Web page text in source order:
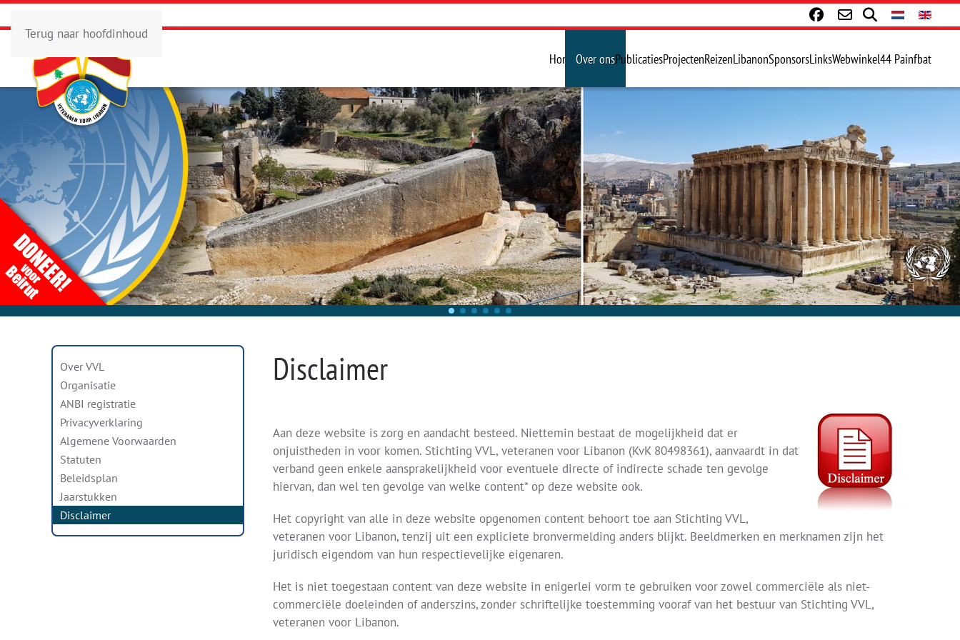
Terug naar hoofdinhoud
Home Over onsPublicatiesProjectenReizenLibanonSponsorsLinksWebwinkel44 Painfbat
Over VVL
Organisatie
ANBI registratie
Privacyverklaring
Algemene Voorwaarden
Statuten
Beleidsplan
Jaarstukken
Disclaimer
Disclaimer
Aan deze website is zorg en aandacht besteed. Niettemin bestaat de mogelijkheid dat er
onjuistheden in voor komen. Stichting VVL, veteranen voor Libanon (KvK 80498361), aanvaardt in dat
verband geen enkele aansprakelijkheid voor eventuele directe of indirecte schade ten gevolge
hiervan, dan wel ten gevolge van welke content* op deze website ook.
Het copyright van alle in deze website opgenomen content behoort toe aan Stichting VVL,
veteranen voor Libanon, tenzij uit een expliciete bronvermelding anders blijkt. Beeldmerken en merknamen zijn het
juridisch eigendom van hun respectievelijke eigenaren.
Het is niet toegestaan content van deze website in enigerlei vorm te gebruiken voor zowel commerciële als niet-
commerciële doeleinden of anderszins, zonder schriftelijke toestemming vooraf van het bestuur van Stichting VVL,
veteranen voor Libanon.